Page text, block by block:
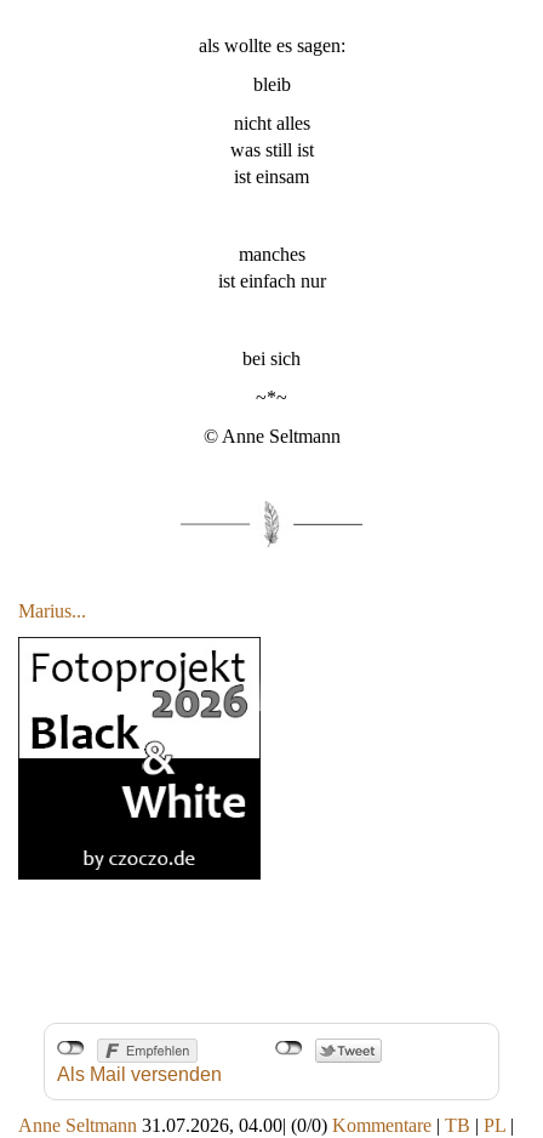
als wollte es sagen:
bleib
nicht alles
was still ist
ist einsam
manches
ist einfach nur
bei sich
~*~
© Anne Seltmann
Marius...
Als Mail versenden
Anne Seltmann 31.07.2026, 04.00| (0/0) Kommentare | TB | PL |